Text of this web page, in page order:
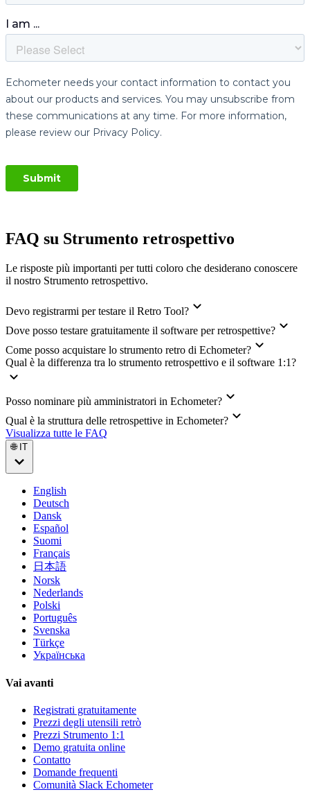
FAQ su Strumento retrospettivo
Le risposte più importanti per tutti coloro che desiderano conoscere
il nostro Strumento retrospettivo.
Devo registrarmi per testare il Retro Tool?
Dove posso testare gratuitamente il software per retrospettive?
Come posso acquistare lo strumento retro di Echometer?
Qual è la differenza tra lo strumento retrospettivo e il software 1:1?
Posso nominare più amministratori in Echometer?
Qual è la struttura delle retrospettive in Echometer?
Visualizza tutte le FAQ
🌐 IT
English
Deutsch
Dansk
Español
Suomi
Français
日本語
Norsk
Nederlands
Polski
Português
Svenska
Türkçe
Українська
Vai avanti
Registrati gratuitamente
Prezzi degli utensili retrò
Prezzi Strumento 1:1
Demo gratuita online
Contatto
Domande frequenti
Comunità Slack Echometer